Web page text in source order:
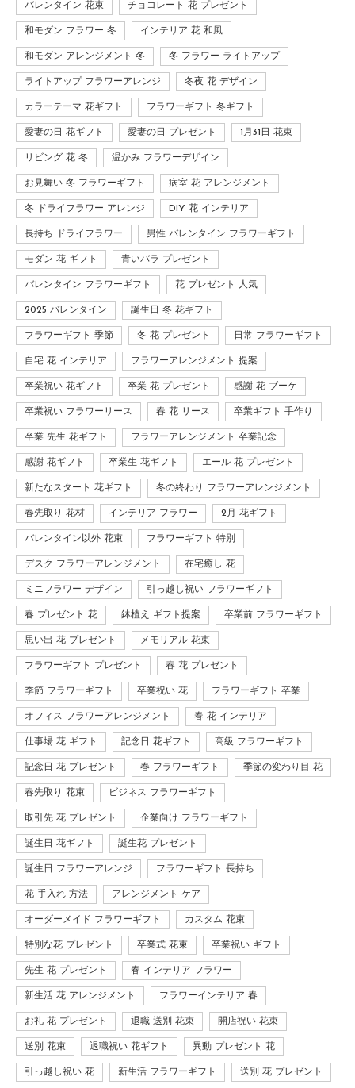
バレンタイン 花束 チョコレート 花 プレゼント
和モダン フラワー 冬 インテリア 花 和風
和モダン アレンジメント 冬 冬 フラワー ライトアップ
ライトアップ フラワーアレンジ 冬夜 花 デザイン
カラーテーマ 花ギフト フラワーギフト 冬ギフト
愛妻の日 花ギフト 愛妻の日 プレゼント 1月31日 花束
リビング 花 冬 温かみ フラワーデザイン
お見舞い 冬 フラワーギフト 病室 花 アレンジメント
冬 ドライフラワー アレンジ DIY 花 インテリア
長持ち ドライフラワー 男性 バレンタイン フラワーギフト
モダン 花 ギフト 青いバラ プレゼント
バレンタイン フラワーギフト 花 プレゼント 人気
2025 バレンタイン 誕生日 冬 花ギフト
フラワーギフト 季節 冬 花 プレゼント 日常 フラワーギフト
自宅 花 インテリア フラワーアレンジメント 提案
卒業祝い 花ギフト 卒業 花 プレゼント 感謝 花 ブーケ
卒業祝い フラワーリース 春 花 リース 卒業ギフト 手作り
卒業 先生 花ギフト フラワーアレンジメント 卒業記念
感謝 花ギフト 卒業生 花ギフト エール 花 プレゼント
新たなスタート 花ギフト 冬の終わり フラワーアレンジメント
春先取り 花材 インテリア フラワー 2月 花ギフト
バレンタイン以外 花束 フラワーギフト 特別
デスク フラワーアレンジメント 在宅癒し 花
ミニフラワー デザイン 引っ越し祝い フラワーギフト
春 プレゼント 花 鉢植え ギフト提案 卒業前 フラワーギフト
思い出 花 プレゼント メモリアル 花束
フラワーギフト プレゼント 春 花 プレゼント
季節 フラワーギフト 卒業祝い 花 フラワーギフト 卒業
オフィス フラワーアレンジメント 春 花 インテリア
仕事場 花 ギフト 記念日 花ギフト 高級 フラワーギフト
記念日 花 プレゼント 春 フラワーギフト 季節の変わり目 花
春先取り 花束 ビジネス フラワーギフト
取引先 花 プレゼント 企業向け フラワーギフト
誕生日 花ギフト 誕生花 プレゼント
誕生日 フラワーアレンジ フラワーギフト 長持ち
花 手入れ 方法 アレンジメント ケア
オーダーメイド フラワーギフト カスタム 花束
特別な花 プレゼント 卒業式 花束 卒業祝い ギフト
先生 花 プレゼント 春 インテリア フラワー
新生活 花 アレンジメント フラワーインテリア 春
お礼 花 プレゼント 退職 送別 花束 開店祝い 花束
送別 花束 退職祝い 花ギフト 異動 プレゼント 花
引っ越し祝い 花 新生活 フラワーギフト 送別 花 プレゼント